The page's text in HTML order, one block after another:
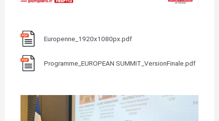
文
档
Europenne_1920x1080px.pdf
文
档
Programme_EUROPEAN SUMMIT_VersionFinale.pdf